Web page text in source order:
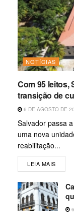
NOTÍCIAS
Com 95 leitos,
transição de
6 DE AGOSTO DE
Salvador passa
uma nova
reabilitação...
LEIA MAIS